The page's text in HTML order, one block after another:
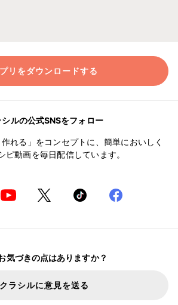
リをダウンロードする
シルの公式SNSをフォロー
作れる」をコンセプトに、簡単においしく
ピ動画を毎日配信しています。
気づきの点はありますか？
クラシルに意見を送る